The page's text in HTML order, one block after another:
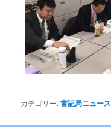
カテゴリー:書記局ニュース